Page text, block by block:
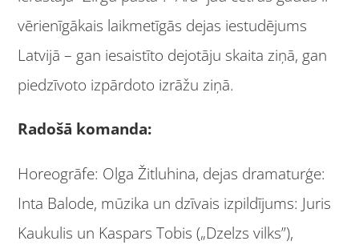
vērienīgākais laikmetīgās dejas iestudējums
Latvijā – gan iesaistīto dejotāju skaita ziņā, gan
piedzīvoto izpārdoto izrāžu ziņā.
Radošā komanda:
Horeogrāfe: Olga Žitluhina, dejas dramaturģe:
Inta Balode, mūzika un dzīvais izpildījums: Juris
Kaukulis un Kaspars Tobis („Dzelzs vilks”),